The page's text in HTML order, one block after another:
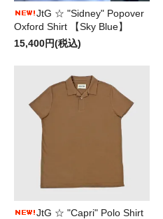
JtG ☆ "Sidney" Popover
Oxford Shirt 【Sky Blue】
15,400円(税込)
JtG ☆ "Capri" Polo Shirt